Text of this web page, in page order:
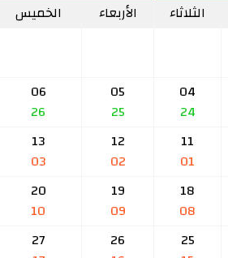
الثلاثاء الأربعاء الخميس
04
24
05
25
06
26
11
01
12
02
13
03
18
08
19
09
20
10
25
26
27